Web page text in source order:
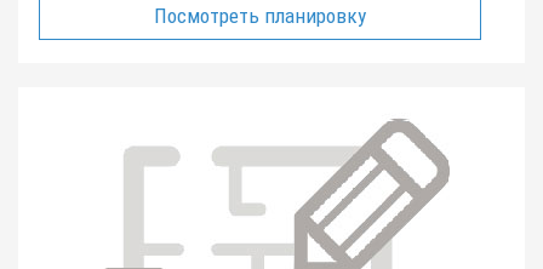
Посмотреть планировку